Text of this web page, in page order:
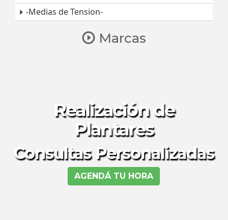
-Medias de Tension-
Marcas
Realización de
Plantares
Consultas Personalizadas
AGENDÁ TU HORA